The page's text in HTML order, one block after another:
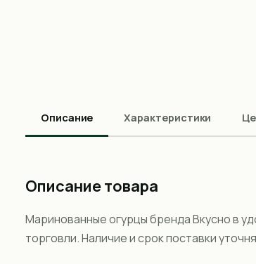
Описание Характеристики
Описание товара
Маринованные огурцы бренда Вкусно в
торговли. Наличие и срок поставки